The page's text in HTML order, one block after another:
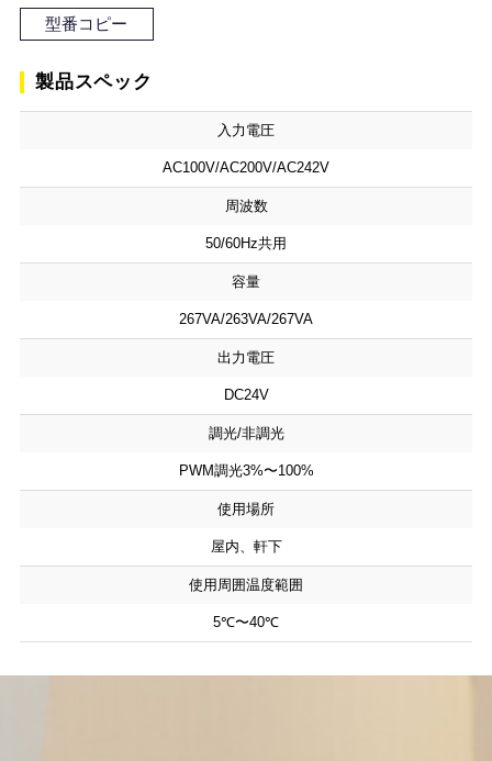
型番コピー
製品スペック
入力電圧
AC100V/AC200V/AC242V
周波数
50/60Hz共用
容量
267VA/263VA/267VA
出力電圧
DC24V
調光/非調光
PWM調光3%〜100%
使用場所
屋内、軒下
使用周囲温度範囲
5℃〜40℃